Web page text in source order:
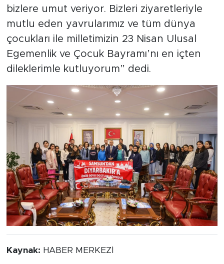
bizlere umut veriyor. Bizleri ziyaretleriyle
mutlu eden yavrularımız ve tüm dünya
çocukları ile milletimizin 23 Nisan Ulusal
Egemenlik ve Çocuk Bayramı’nı en içten
dileklerimle kutluyorum” dedi.
Kaynak: HABER MERKEZİ